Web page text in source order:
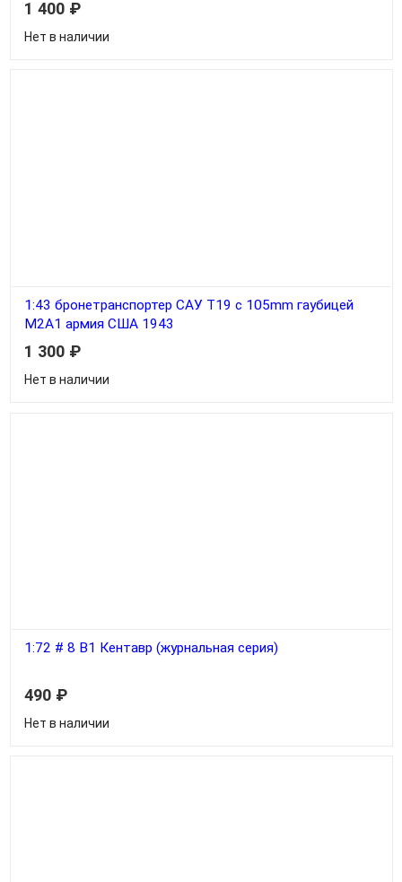
1 400 ₽
Нет в наличии
1:43 бронетранспортер САУ T19 c 105mm гаубицей
М2А1 армия США 1943
1 300 ₽
Нет в наличии
1:72 # 8 B1 Кентавр (журнальная серия)
490 ₽
Нет в наличии